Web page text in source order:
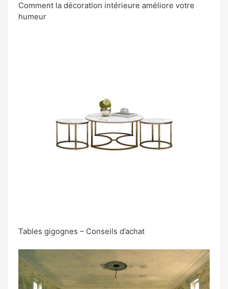
Comment la décoration intérieure améliore votre
humeur
Tables gigognes – Conseils d’achat